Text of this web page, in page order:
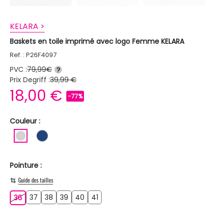
KELARA >
Baskets en toile imprimé avec logo Femme KELARA
Ref. : P26F4097
PVC :79,99€ ?
Prix Degriff :39,99 €
18,00 € -77%
Couleur :
GRIS CLAIRBLEU FONCE
Pointure :
Guide des tailles
363637 3738 3839 3940 4041